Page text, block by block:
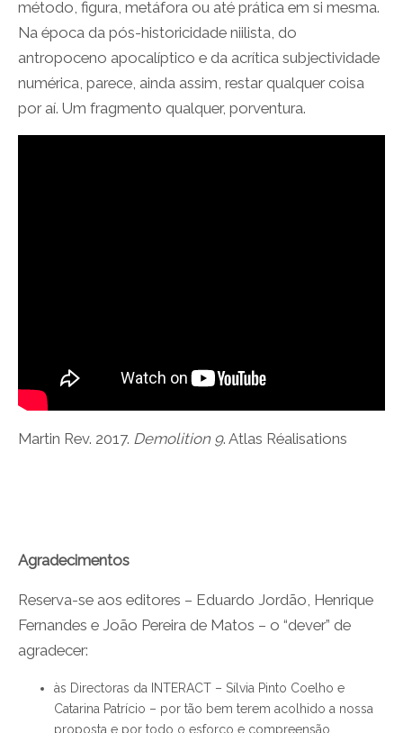
método, figura, metáfora ou até prática em si mesma.
Na época da pós-historicidade niilista, do
antropoceno apocalíptico e da acrítica subjectividade
numérica, parece, ainda assim, restar qualquer coisa
por aí. Um fragmento qualquer, porventura.
Martin Rev. 2017. Demolition 9. Atlas Réalisations
Agradecimentos
Reserva-se aos editores – Eduardo Jordão, Henrique
Fernandes e João Pereira de Matos – o “dever” de
agradecer:
às Directoras da INTERACT – Sílvia Pinto Coelho e
Catarina Patrício – por tão bem terem acolhido a nossa
proposta e por todo o esforço e compreensão